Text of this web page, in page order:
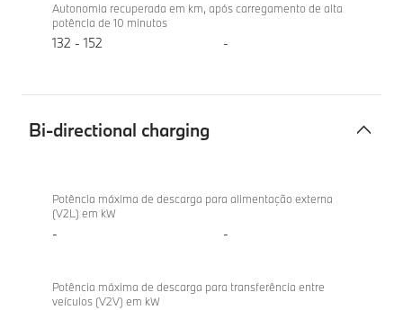
Autonomia recuperada em km, após carregamento de alta
potência de 10 minutos
132 - 152 -
Bi-directional charging
directional
charging
eDrive20
Potência máxima de descarga para alimentação externa
(V2L) em kW
- -
Potência máxima de descarga para transferência entre
veículos (V2V) em kW